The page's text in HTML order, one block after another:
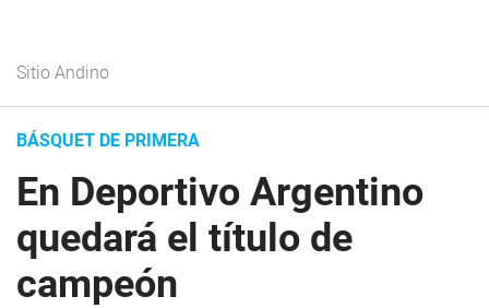
Sitio Andino
BÁSQUET DE PRIMERA
En Deportivo Argentino
quedará el título de
campeón